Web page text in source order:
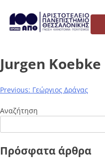
Jurgen Koebke
Previous: Γεώργιος Δράγας
Αναζήτηση
Πρόσφατα άρθρα